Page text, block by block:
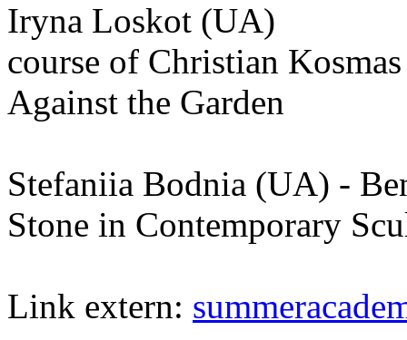
Iryna Loskot (UA)
course of Christian
Against the Garden
Stefaniia Bodnia (UA) -
Stone in Contemporary
Link extern: